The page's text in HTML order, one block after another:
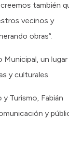
también
vecinos y
obras”.
un lugar
y culturales.
Turismo, Fabián
y